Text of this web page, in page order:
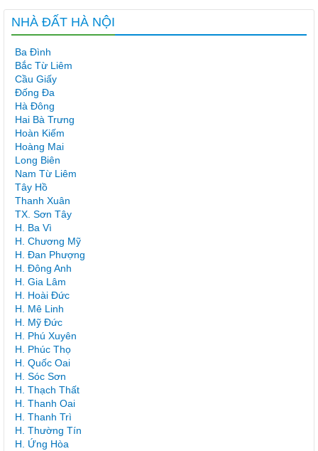
NHÀ ĐẤT HÀ NỘI
Ba Đình
Bắc Từ Liêm
Cầu Giấy
Đống Đa
Hà Đông
Hai Bà Trưng
Hoàn Kiếm
Hoàng Mai
Long Biên
Nam Từ Liêm
Tây Hồ
Thanh Xuân
TX. Sơn Tây
H. Ba Vì
H. Chương Mỹ
H. Đan Phượng
H. Đông Anh
H. Gia Lâm
H. Hoài Đức
H. Mê Linh
H. Mỹ Đức
H. Phú Xuyên
H. Phúc Thọ
H. Quốc Oai
H. Sóc Sơn
H. Thạch Thất
H. Thanh Oai
H. Thanh Trì
H. Thường Tín
H. Ứng Hòa